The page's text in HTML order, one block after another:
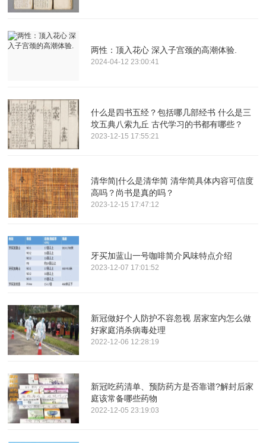
两性：顶入花心 深入子宫颈的高潮体验.
2024-04-12 23:00:41
什么是四书五经？包括哪几部经书 什么是三
坟五典八索九丘 古代学习的书都有哪些？
2023-12-15 17:55:21
清华简|什么是清华简 清华简具体内容可信度
高吗？尚书是真的吗？
2023-12-15 17:47:12
牙买加蓝山一号咖啡简介风味特点介绍
2023-12-07 17:01:52
新冠做好个人防护不容忽视 居家室内怎么做
好家庭消杀病毒处理
2022-12-06 12:28:19
新冠吃药清单、预防药方是否靠谱?解封后家
庭该常备哪些药物
2022-12-05 23:19:03